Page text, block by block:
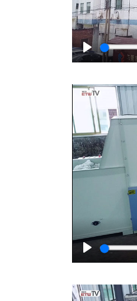
Play